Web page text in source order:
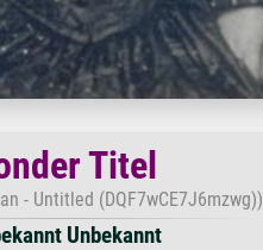
Titel
- Untitled (DQF7wCE7J6mzwg))
Unbekannt